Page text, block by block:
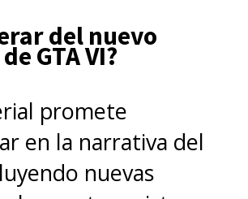
del nuevo
GTA VI?
promete
en la narrativa del
nuevas